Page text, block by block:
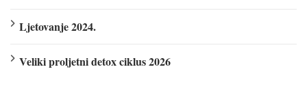
Ljetovanje 2024.
Veliki proljetni detox ciklus 2026